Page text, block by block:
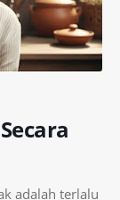
adalah terlalu